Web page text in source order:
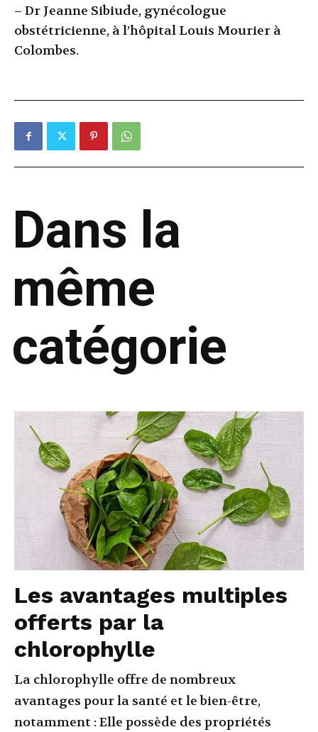
– Dr Jeanne Sibiude, gynécologue
obstétricienne, à l’hôpital Louis Mourier à
Colombes.
Dans la
même
catégorie
Les avantages multiples
offerts par la
chlorophylle
La chlorophylle offre de nombreux
avantages pour la santé et le bien-être,
notamment : Elle possède des propriétés